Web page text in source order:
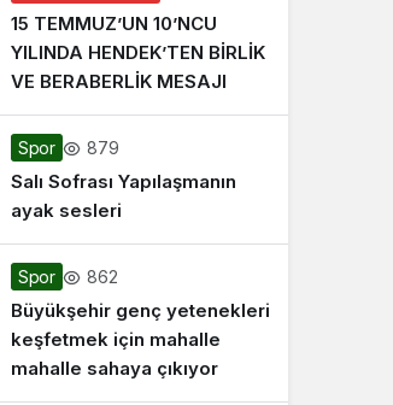
15 TEMMUZ’UN 10’NCU
YILINDA HENDEK’TEN BİRLİK
VE BERABERLİK MESAJI
Spor 879
Salı Sofrası Yapılaşmanın
ayak sesleri
Spor 862
Büyükşehir genç yetenekleri
keşfetmek için mahalle
mahalle sahaya çıkıyor